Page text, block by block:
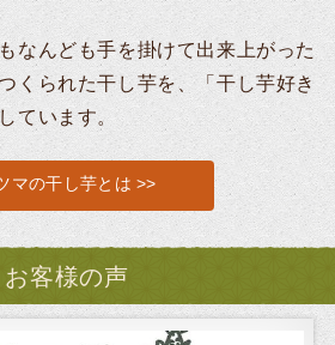
なんども手を掛けて出来上がった
くられた干し芋を、「干し芋好き
ています。
マの干し芋とは >>
お客様の声